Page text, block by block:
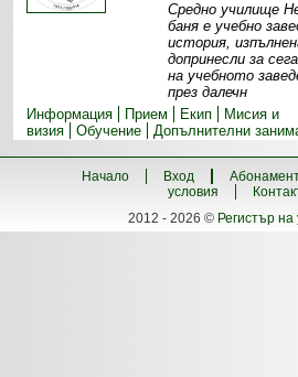
Средно училище
баня е учебно
история,
допринесли за
на учебното
през далечн
Информация
Прием Екип
Мисия и
визия
Обучение Допълнителни
Начало Вход
условия
2012 - 2026 © Регистър